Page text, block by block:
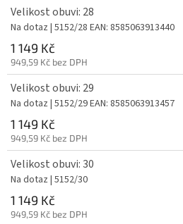
Velikost obuvi: 28
Na dotaz | 5152/28 EAN: 8585063913440
1 149 Kč
949,59 Kč bez DPH
Velikost obuvi: 29
Na dotaz | 5152/29EAN: 8585063913457
1 149 Kč
949,59 Kč bez DPH
Velikost obuvi: 30
Na dotaz | 5152/30
1 149 Kč
949,59 Kč bez DPH